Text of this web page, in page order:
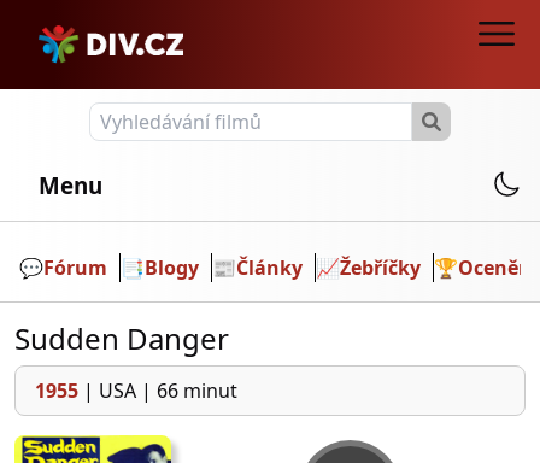
Menu
💬️Fórum 📑Blogy 📰Články 📈Žebříčky 🏆Ocenění
Sudden Danger
1955 | USA | 66 minut